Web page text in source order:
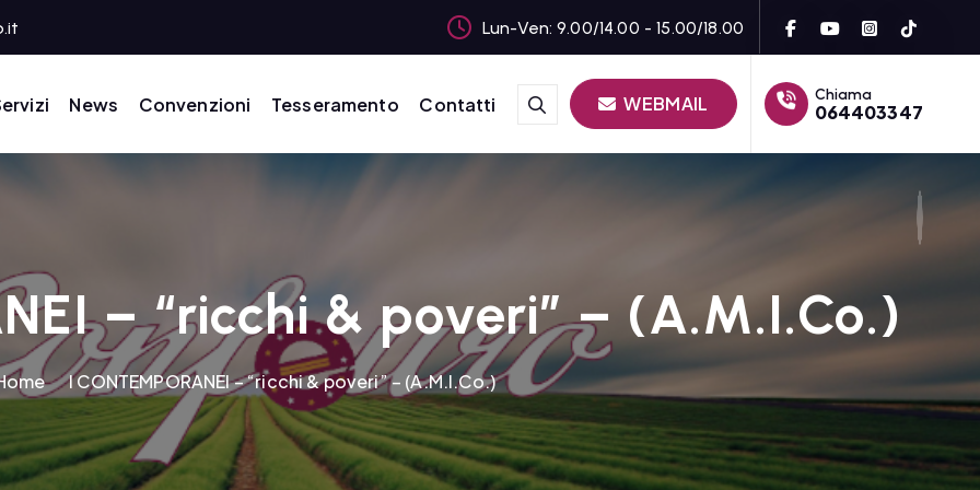
Lun-Ven: 9.00/14.00 - 15.00/18.00
News Convenzioni Tesseramento Contatti WEBMAIL Chiama
064403347
– “ricchi & poveri” – (A.M.I.Co.)
I CONTEMPORANEI – “ricchi & poveri” – (A.M.I.Co.)